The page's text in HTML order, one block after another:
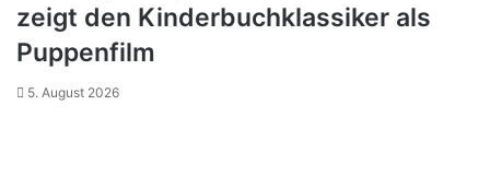
zeigt den Kinderbuchklassiker als
Puppenfilm
5. August 2026